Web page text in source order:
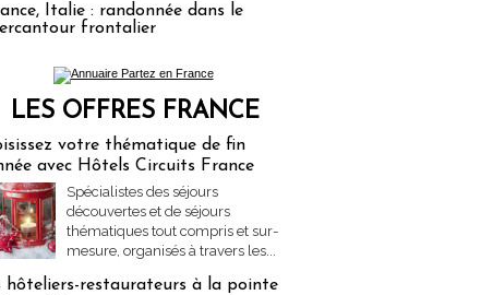
Italie : randonnée dans le
frontalier
LES OFFRES FRANCE
votre thématique de fin
avec Hôtels Circuits France
Spécialistes des séjours
découvertes et de séjours
thématiques tout compris et sur-
mesure, organisés à travers les...
hôteliers-restaurateurs à la pointe